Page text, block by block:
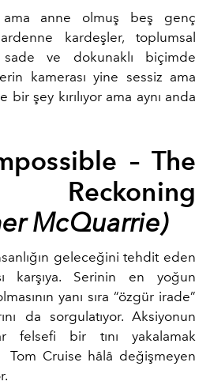
ama anne olmuş beş genç
kardeşler, toplumsal
sade ve dokunaklı biçimde
kamerası yine sessiz ama
bir şey kırılıyor ama aynı anda
– The
McQuarrie)
geleceğini tehdit eden
karşıya. Serinin en yoğun
yanı sıra “özgür irade”
da sorgulatıyor. Aksiyonun
felsefi bir tını yakalamak
Tom Cruise hâlâ değişmeyen